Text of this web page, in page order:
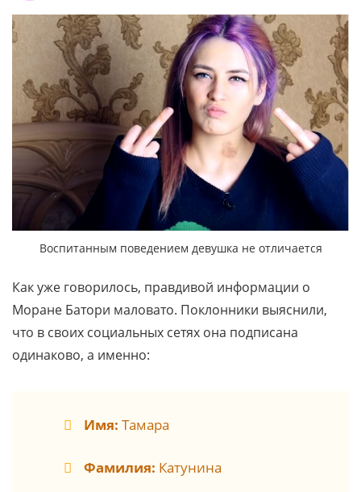
Воспитанным поведением девушка не отличается
Как уже говорилось, правдивой информации о
Моране Батори маловато. Поклонники выяснили,
что в своих социальных сетях она подписана
одинаково, а именно:
Имя: Тамара
Фамилия: Катунина